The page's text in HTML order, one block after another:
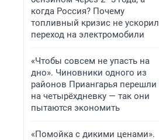
когда Россия? Почему
топливный кризис не ускорил
переход на электромобили
«Чтобы совсем не упасть на
дно». Чиновники одного из
районов Приангарья перешли
на четырёхдневку — так они
пытаются экономить
«Помойка с дикими ценами».